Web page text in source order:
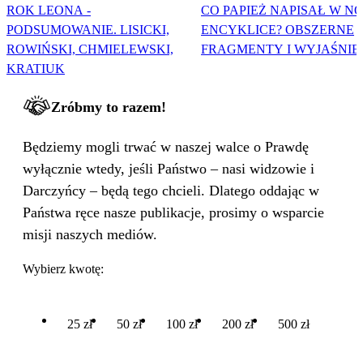
ROK LEONA -
PODSUMOWANIE. LISICKI,
ROWIŃSKI, CHMIELEWSKI,
KRATIUK
CO PAPIEŻ NAPISAŁ W
ENCYKLICE? OBSZERNE
FRAGMENTY I
Zróbmy to razem!
Będziemy mogli trwać w naszej walce o Prawdę
wyłącznie wtedy, jeśli Państwo – nasi widzowie i
Darczyńcy – będą tego chcieli. Dlatego oddając w
Państwa ręce nasze publikacje, prosimy o wsparcie
misji naszych mediów.
Wybierz kwotę:
25 zł 50 zł 100 zł 200 zł 500 zł